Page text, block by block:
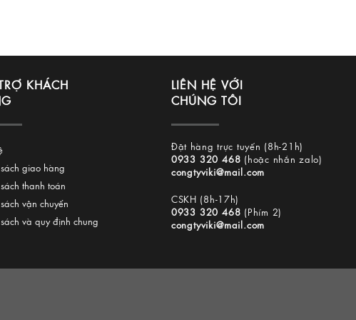
KHÁCH
giao hàng
thanh toán
vận chuyển
và quy định chung
LIÊN HỆ VỚI
CHÚNG TÔI
Đặt hàng trực tuyến (8h-21h)
0933 320 468 (hoặc nhắn zalo)
congtyviki@mail.com
CSKH (8h-17h)
0933 320 468 (Phím 2)
congtyviki@mail.com